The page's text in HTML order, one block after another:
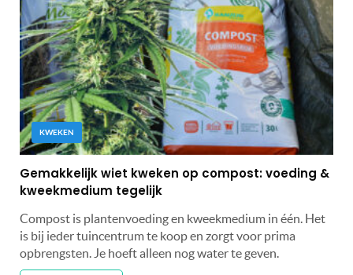
KWEKEN
Gemakkelijk wiet kweken op compost: voeding &
kweekmedium tegelijk
Compost is plantenvoeding en kweekmedium in één. Het
is bij ieder tuincentrum te koop en zorgt voor prima
opbrengsten. Je hoeft alleen nog water te geven.